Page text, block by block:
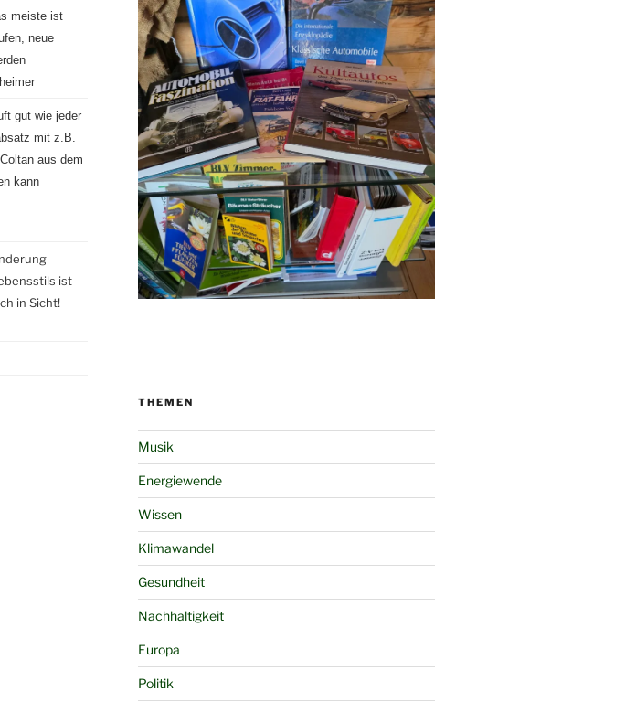
meiste ist
neue
gut wie jeder
mit z.B.
aus dem
kann
ist
in Sicht!
THEMEN
Musik
Energiewende
Wissen
Klimawandel
Gesundheit
Nachhaltigkeit
Europa
Politik